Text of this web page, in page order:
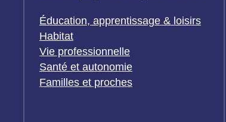
Éducation, apprentissage & loisirs
Habitat
Vie professionnelle
Santé et autonomie
Familles et proches